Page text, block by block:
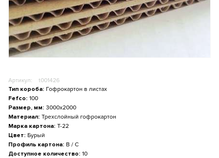
Артикул:
t001426
Тип короба: Гофрокартон в листах
Fefco: 100
Размер, мм: 3000x2000
Материал: Трехслойный гофрокартон
Марка картона: Т-22
Цвет: Бурый
Профиль картона: B / С
Доступное количество: 10